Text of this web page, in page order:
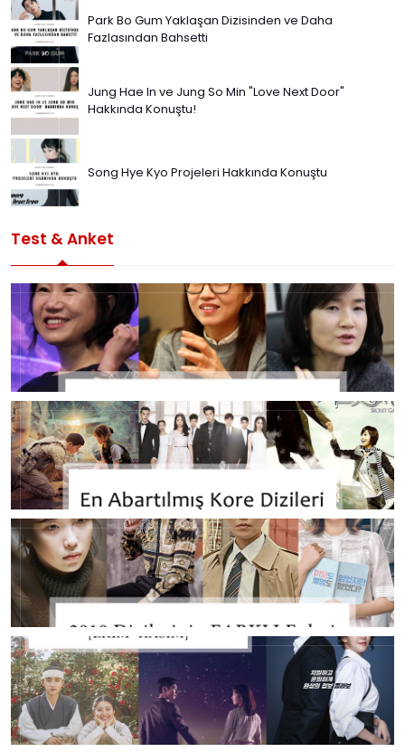
Park Bo Gum Yaklaşan Dizisinden ve Daha
Fazlasından Bahsetti
Jung Hae In ve Jung So Min "Love Next Door"
Hakkında Konuştu!
Song Hye Kyo Projeleri Hakkında Konuştu
Test & Anket